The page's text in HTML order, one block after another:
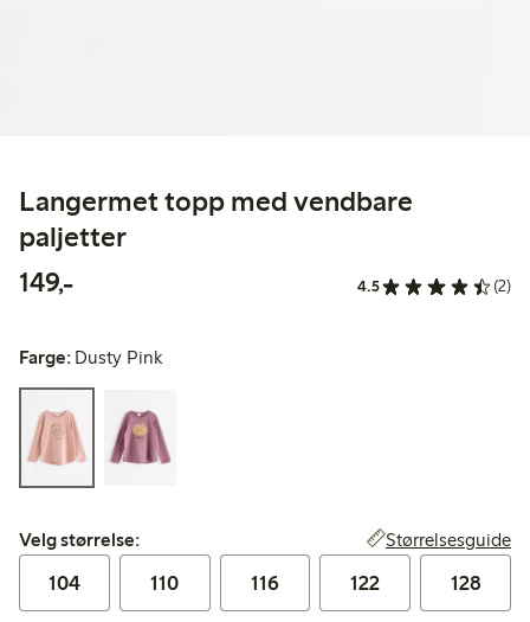
Langermet topp med vendbare
paljetter
149,-149,00 kr 4.5 (2)
Farge: Dusty Pink
Velg størrelse:
Velg størrelse: Størrelsesguide
104 110 116 122 128